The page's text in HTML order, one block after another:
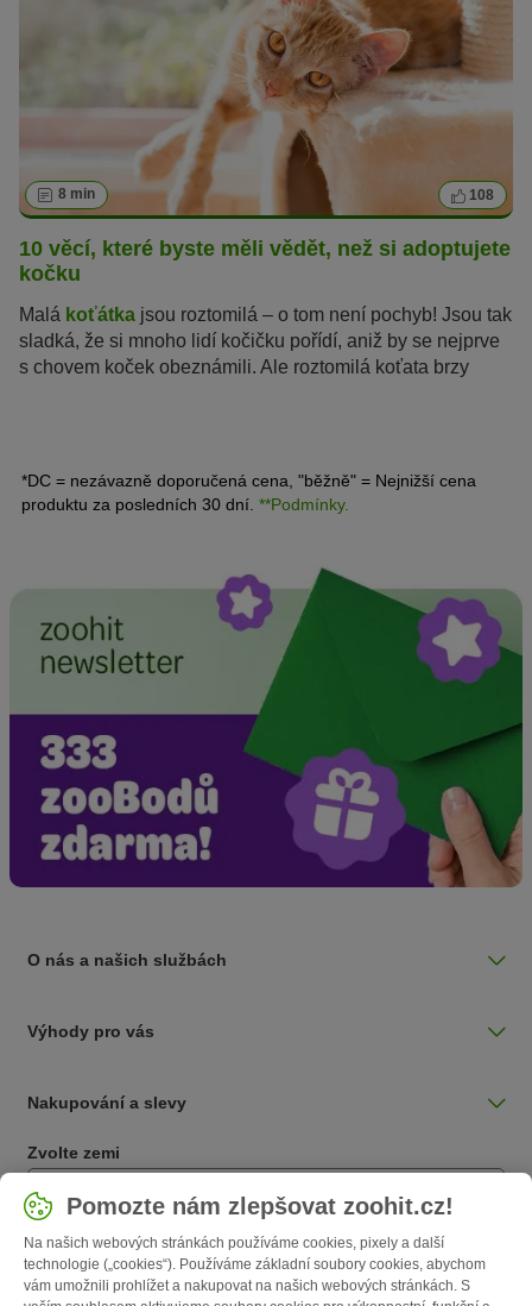
8 min 108
10 věcí, které byste měli vědět, než si adoptujete
kočku
Malá koťátka jsou roztomilá – o tom není pochyb! Jsou tak
sladká, že si mnoho lidí kočičku pořídí, aniž by se nejprve
s chovem koček obeznámili. Ale roztomilá koťata brzy
byste měli vědět, než si domů přinesete kočku, Vám
pomůže se správně rozhodnout.
*DC = nezávazně doporučená cena, "běžně" = Nejnižší cena
produktu za posledních 30 dní. **Podmínky.
O nás a našich službách
Výhody pro vás
Nakupování a slevy
Zvolte zemi
Česká / CZ
Follow zooplus
Pomozte nám zlepšovat zoohit.cz!
Na našich webových stránkách používáme cookies, pixely a další
technologie („cookies“). Používáme základní soubory cookies, abychom
vám umožnili prohlížet a nakupovat na našich webových stránkách. S